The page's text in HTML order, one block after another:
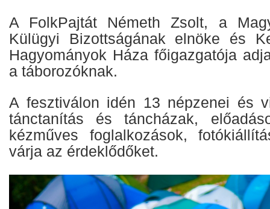
A FolkPajtát Németh Zsolt, a
Külügyi Bizottságának elnöke és
Hagyományok Háza főigazgatója
a táborozóknak.
A fesztiválon idén 13 népzenei és
tánctanítás és táncházak,
kézműves foglalkozások,
várja az érdeklődőket.